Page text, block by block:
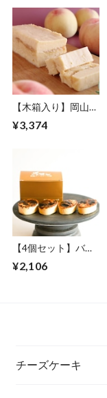
【木箱入り】岡山白
ケーキ フルサイズ
¥3,374
【4個セット】バス
レーン 小サイズ
¥2,106
チーズケーキ